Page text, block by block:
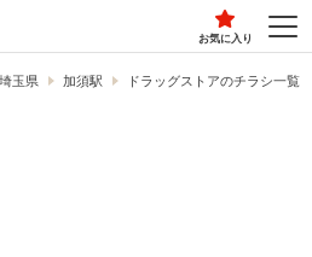
お気に入り
埼玉県 加須駅 ドラッグストアのチラシ一覧